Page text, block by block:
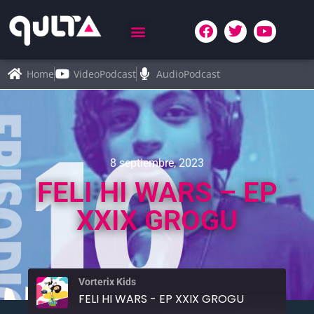
Home VideoPodcast AudioPodcast
8 septiembre, 2023
FELI HI WARS – EP
XXIX GROGU
Vorterix Kids
FELI HI WARS - EP XXIX GROGU